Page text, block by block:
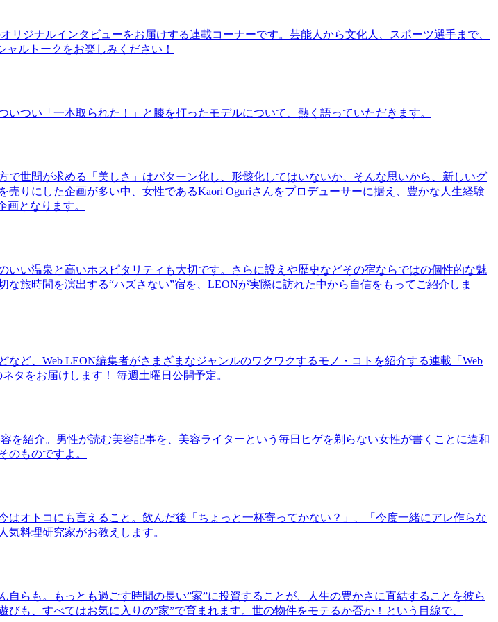
ジナルインタビューをお届けする連載コーナーです。芸能人から文化人、スポーツ選手まで、
ルトークをお楽しみください！
つい「一本取られた！」と膝を打ったモデルについて、熱く語っていただきます。
世間が求める「美しさ」はパターン化し、形骸化してはいないか、そんな思いから、新しいグ
りにした企画が多い中、女性であるKaori Oguriさんをプロデューサーに据え、豊かな人生経験
となります。
い温泉と高いホスピタリティも大切です。さらに設えや歴史などその宿ならではの個性的な魅
旅時間を演出する“ハズさない”宿を、LEONが実際に訪れた中から自信をもってご紹介しま
ど、Web LEON編集者がさまざまなジャンルのワクワクするモノ・コトを紹介する連載「Web
タをお届けします！ 毎週土曜日公開予定。
を紹介。男性が読む美容記事を、美容ライターという毎日ヒゲを剃らない女性が書くことに違和
のものですよ。
はオトコにも言えること。飲んだ後「ちょっと一杯寄ってかない？」、「今度一緒にアレ作らな
料理研究家がお教えします。
らも。もっとも過ごす時間の長い”家”に投資することが、人生の豊かさに直結することを彼ら
も、すべてはお気に入りの”家”で育まれます。世の物件をモテるか否か！という目線で、